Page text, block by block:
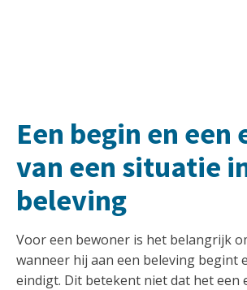
Een begin en een
van een situatie
beleving
Voor een bewoner is het belangrijk
wanneer hij aan een beleving begint
eindigt. Dit betekent niet dat het een